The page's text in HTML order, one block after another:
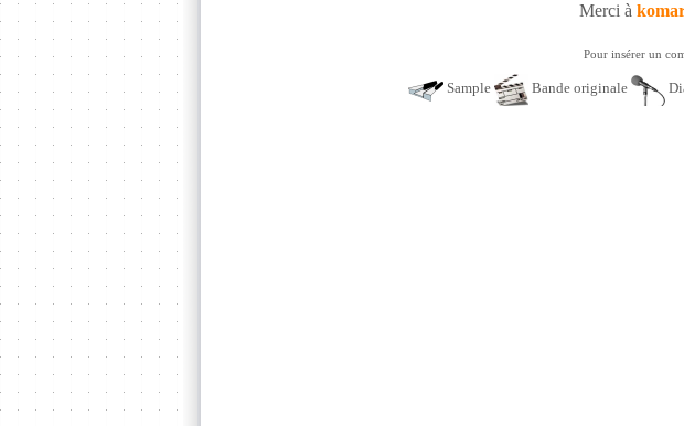
Merci à
Pour insérer un
Sample Bande originale